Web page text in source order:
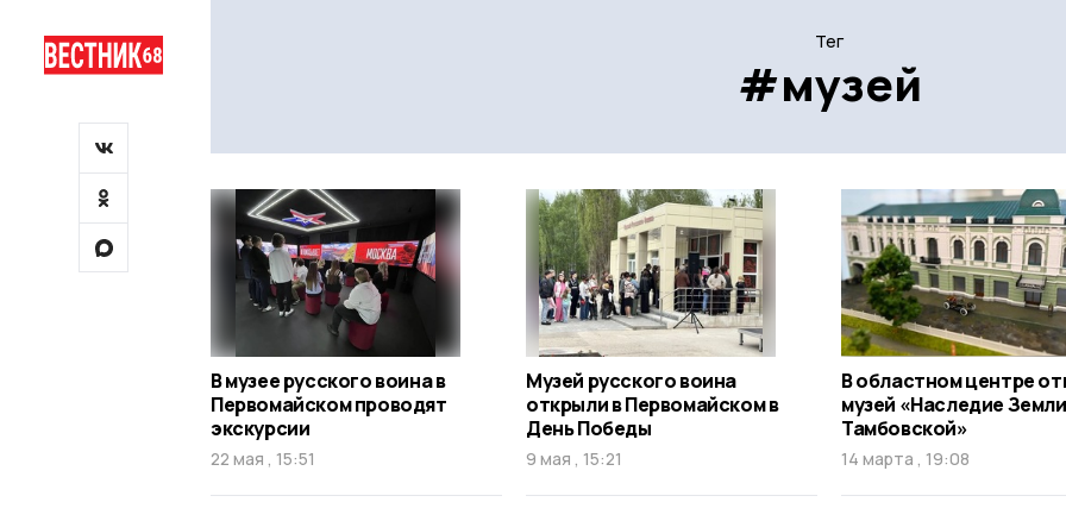
Тег
#музей
В музее русского воина в
Первомайском проводят
экскурсии
22 мая , 15:51
Музей русского воина
открыли в Первомайском в
День Победы
9 мая , 15:21
В областном центре
музей «Наследие Земли
Тамбовской»
14 марта , 19:08